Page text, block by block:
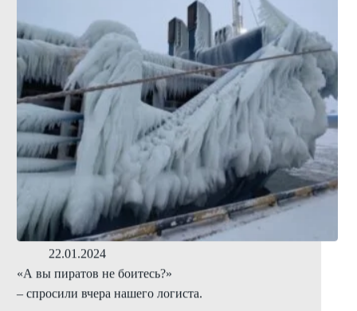
22.01.2024
«А вы пиратов не боитесь?»
– спросили вчера нашего логиста.